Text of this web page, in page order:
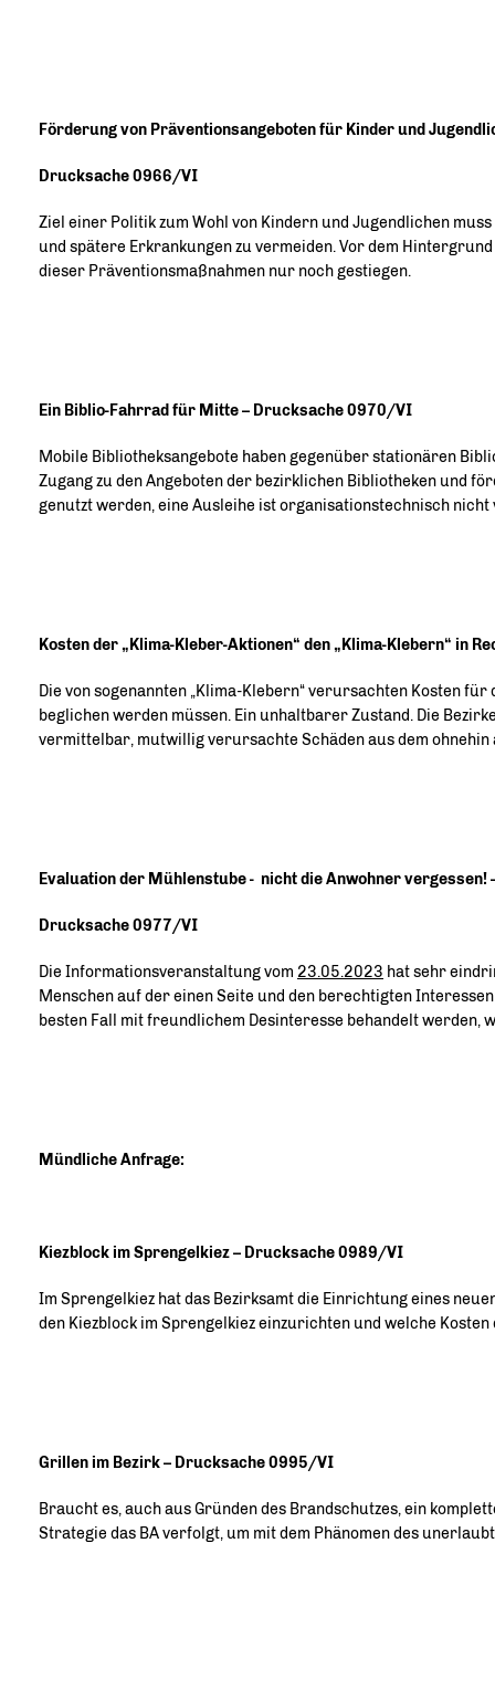
Förderung von Präventionsangeboten für Kinder und
Drucksache 0966/VI
Ziel einer Politik zum Wohl von Kindern und Jugendlichen
und spätere Erkrankungen zu vermeiden. Vor dem
dieser Präventionsmaßnahmen nur noch gestiegen.
Ein Biblio-Fahrrad für Mitte – Drucksache 0970/VI
Mobile Bibliotheksangebote haben gegenüber stationären
Zugang zu den Angeboten der bezirklichen Bibliotheken und
genutzt werden, eine Ausleihe ist organisationstechnisch nicht
Kosten der „Klima-Kleber-Aktionen“ den „Klima-Klebern“ in
Die von sogenannten „Klima-Klebern“ verursachten Kosten
beglichen werden müssen. Ein unhaltbarer Zustand. Die
vermittelbar, mutwillig verursachte Schäden aus dem ohnehin
Evaluation der Mühlenstube - nicht die Anwohner vergessen!
Drucksache 0977/VI
Die Informationsveranstaltung vom 23.05.2023 hat sehr
Menschen auf der einen Seite und den berechtigten
besten Fall mit freundlichem Desinteresse behandelt
Mündliche Anfrage:
Kiezblock im Sprengelkiez – Drucksache 0989/VI
Im Sprengelkiez hat das Bezirksamt die Einrichtung eines
den Kiezblock im Sprengelkiez einzurichten und welche
Grillen im Bezirk – Drucksache 0995/VI
Braucht es, auch aus Gründen des Brandschutzes, ein
Strategie das BA verfolgt, um mit dem Phänomen des